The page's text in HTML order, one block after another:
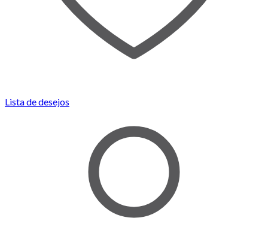
Lista de desejos